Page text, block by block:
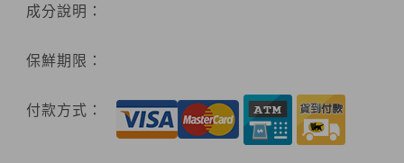
成分說明：
保鮮期限：
付款方式：